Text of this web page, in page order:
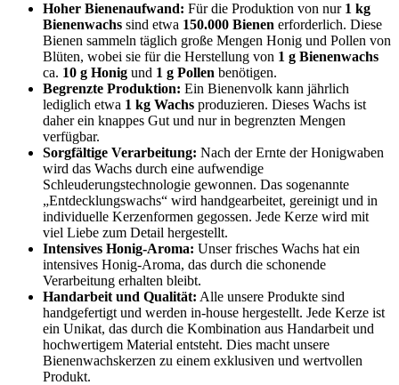
Hoher Bienenaufwand: Für die Produktion von nur 1 kg
Bienenwachs sind etwa 150.000 Bienen erforderlich. Diese
Bienen sammeln täglich große Mengen Honig und Pollen von
Blüten, wobei sie für die Herstellung von 1 g Bienenwachs
ca. 10 g Honig und 1 g Pollen benötigen.
Begrenzte Produktion: Ein Bienenvolk kann jährlich
lediglich etwa 1 kg Wachs produzieren. Dieses Wachs ist
daher ein knappes Gut und nur in begrenzten Mengen
verfügbar.
Sorgfältige Verarbeitung: Nach der Ernte der Honigwaben
wird das Wachs durch eine aufwendige
Schleuderungstechnologie gewonnen. Das sogenannte
„Entdecklungswachs“ wird handgearbeitet, gereinigt und in
individuelle Kerzenformen gegossen. Jede Kerze wird mit
viel Liebe zum Detail hergestellt.
Intensives Honig-Aroma: Unser frisches Wachs hat ein
intensives Honig-Aroma, das durch die schonende
Verarbeitung erhalten bleibt.
Handarbeit und Qualität: Alle unsere Produkte sind
handgefertigt und werden in-house hergestellt. Jede Kerze ist
ein Unikat, das durch die Kombination aus Handarbeit und
hochwertigem Material entsteht. Dies macht unsere
Bienenwachskerzen zu einem exklusiven und wertvollen
Produkt.